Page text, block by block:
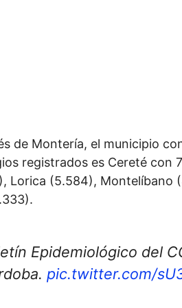
de Montería, el municipio
registrados es Cereté con
Lorica (5.584), Montelíbano
Epidemiológico del
pic.twitter.com/